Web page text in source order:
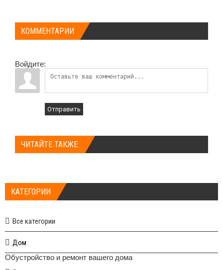
КОММЕНТАРИИ
Войдите:
Отправить
ЧИТАЙТЕ ТАКЖЕ:
КАТЕГОРИИ
Все категории
Дом
Обустройство и ремонт вашего дома